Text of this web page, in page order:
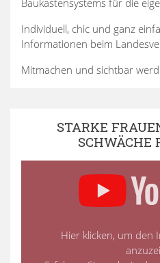
Baukastensystems für die
Individuell, chic und ganz
Informationen beim
Mitmachen und sichtbar
STARKE
SCHWÄCHE
Hier klicken, um den